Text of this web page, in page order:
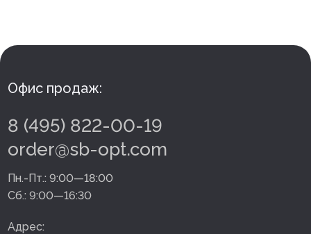
Офис продаж:
8 (495) 822-00-19
order@sb-opt.com
Пн.-Пт.: 9:00—18:00
Сб.: 9:00—16:30
Адрес: